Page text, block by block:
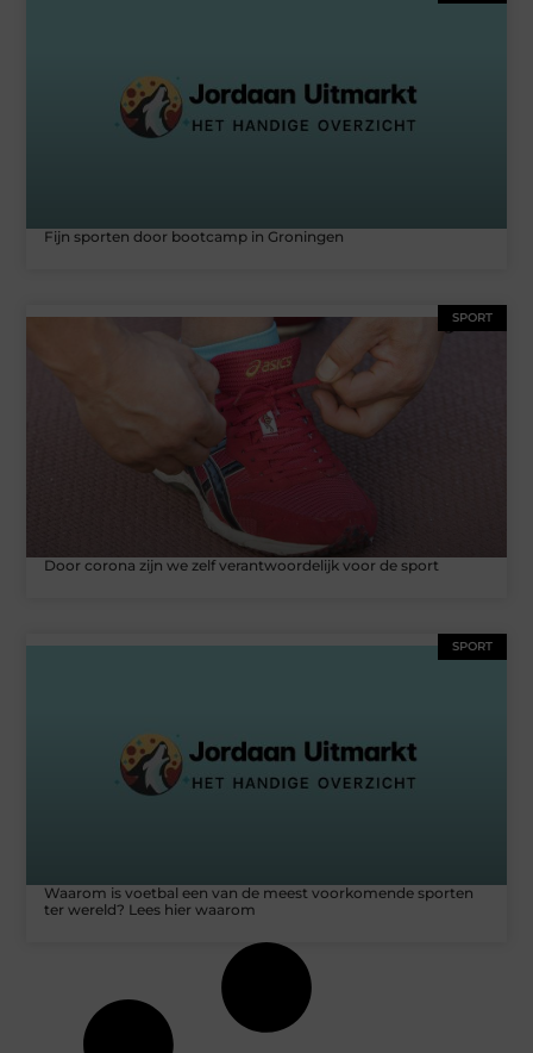
Fijn sporten door bootcamp in Groningen
SPORT
Door corona zijn we zelf verantwoordelijk voor de sport
SPORT
Waarom is voetbal een van de meest voorkomende sporten
ter wereld? Lees hier waarom